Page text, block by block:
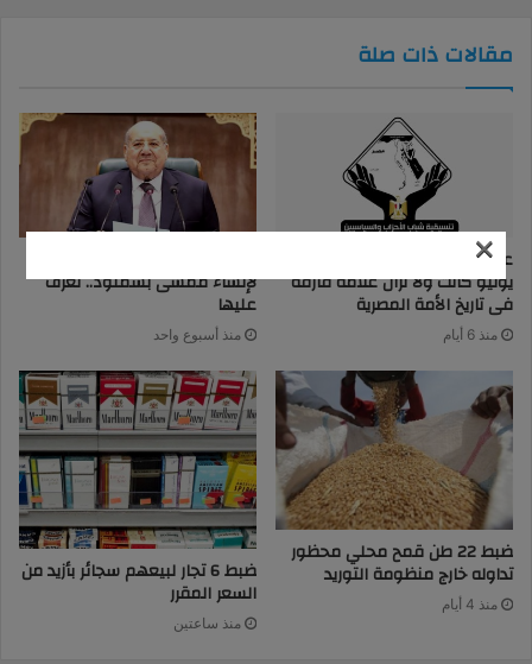
مقالات ذات صلة
يونيو كانت ولا تزال علامة فارقة
فى تاريخ الأمة المصرية
منذ 6 أيام
لإنشاء ممشى بسمنود.. تعرف
عليها
منذ أسبوع واحد
ضبط 22 طن قمح محلي محظور
تداوله خارج منظومة التوريد
منذ 4 أيام
ضبط 6 تجار لبيعهم سجائر بأزيد من
السعر المقرر
منذ ساعتين
×